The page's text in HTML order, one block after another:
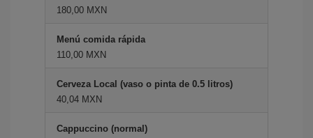
180,00 MXN
Menú comida rápida
110,00 MXN
Cerveza Local (vaso o pinta de 0.5 litros)
40,04 MXN
Cappuccino (normal)